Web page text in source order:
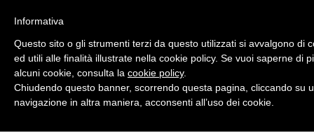
INDICE
Informativa
Questo sito o gli strumenti terzi da questo utilizzati si avvalgono di
ed utili alle finalità illustrate nella cookie policy. Se vuoi saperne di
alcuni cookie, consulta la cookie policy.
Chiudendo questo banner, scorrendo questa pagina, cliccando su
navigazione in altra maniera, acconsenti all’uso dei cookie.